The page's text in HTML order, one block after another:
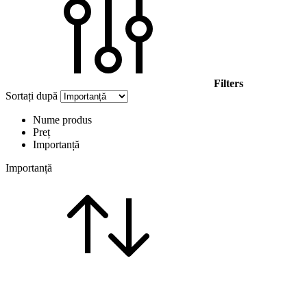
Filters
Sortați după
Nume produs
Preț
Importanță
Importanță